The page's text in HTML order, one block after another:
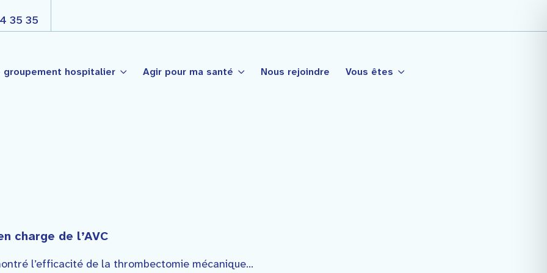
35 35
groupement hospitalier Agir pour ma santé Nous rejoindre Vous êtes
charge de l’AVC
l’efficacité de la thrombectomie mécanique...